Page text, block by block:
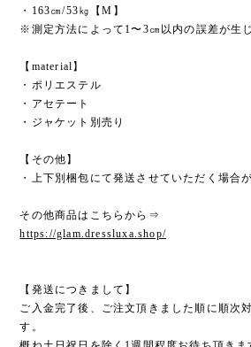
・163㎝/53㎏【M】
※測定方法によって1〜3㎝以内の誤差が生
【material】
・ポリエステル
・アセテート
・ジャケット別売り
【その他】
・上下別梱包にて発送させていただく場合
その他商品はこちらから⇒
https://glam.dressluxa.shop/
【発送につきまして】
ご入金完了後、ご注文頂きました順に順次
す。